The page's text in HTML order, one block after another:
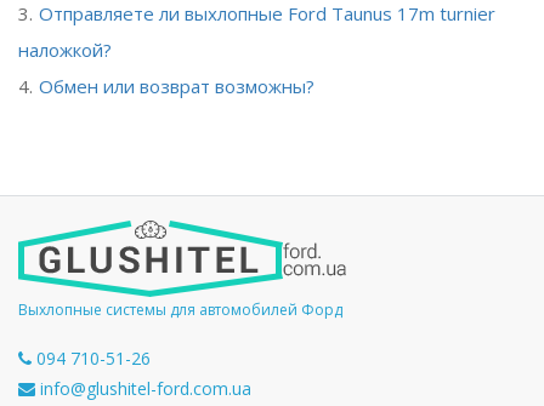
Отправляете ли выхлопные Ford Taunus 17m turnier
наложкой?
Обмен или возврат возможны?
Выхлопные системы для автомобилей Форд
094 710-51-26
info@glushitel-ford.com.ua